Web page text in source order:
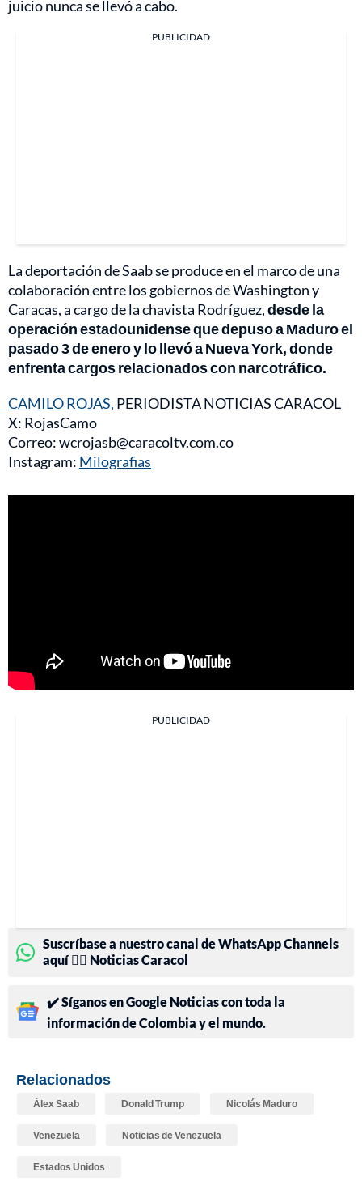
juicio nunca se llevó a cabo.
PUBLICIDAD
La deportación de Saab se produce en el marco de una
colaboración entre los gobiernos de Washington y
Caracas, a cargo de la chavista Rodríguez,desde la
operación estadounidense que depuso a Maduro el
pasado 3 de enero y lo llevó a Nueva York, donde
enfrenta cargos relacionados con narcotráfico.
CAMILO ROJAS, PERIODISTA NOTICIAS CARACOL
X: RojasCamo
Correo: wcrojasb@caracoltv.com.co
Instagram: Milografias
PUBLICIDAD
Suscríbase a nuestro canal de WhatsApp Channels
aquí 👉🏻 Noticias Caracol
✔️ Síganos en Google Noticias con toda la
información de Colombia y el mundo.
Relacionados
Álex Saab Donald Trump Nicolás Maduro
Venezuela Noticias de Venezuela
Estados Unidos